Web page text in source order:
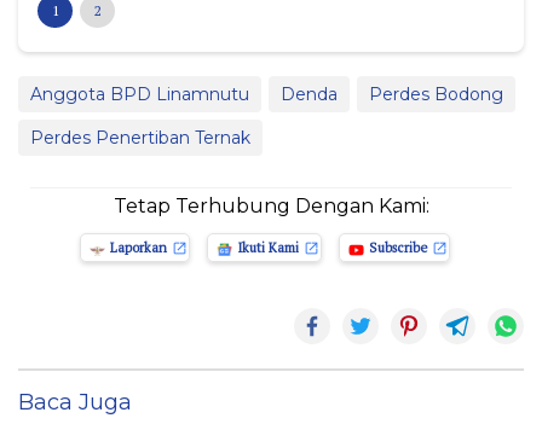
1 2
Anggota BPD Linamnutu Denda
Perdes Bodong
Perdes Penertiban Ternak
Tetap Terhubung Dengan Kami:
Laporkan Ikuti Kami Subscribe
Baca Juga